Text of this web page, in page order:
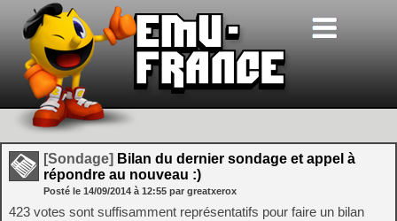
[Sondage] Bilan du dernier sondage et appel à
répondre au nouveau :)
Posté le 14/09/2014 à 12:55 par greatxerox
423 votes sont suffisamment représentatifs pour faire un bilan